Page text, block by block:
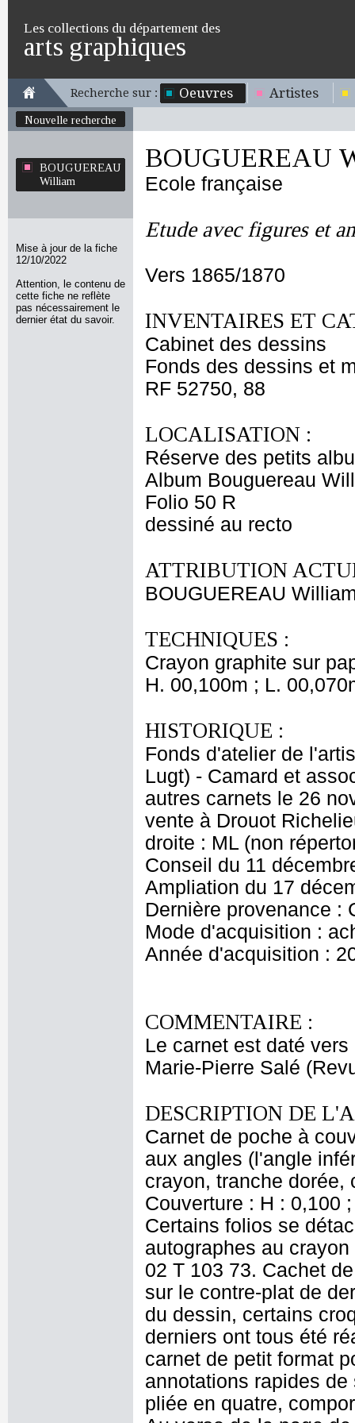
Les collections du département des
arts graphiques
Recherche sur : Oeuvres Artistes
Nouvelle recherche
BOUGUEREAU
William
Mise à jour de la fiche
12/10/2022
Attention, le contenu de
cette fiche ne reflète
pas nécessairement le
dernier état du savoir.
BOUGUEREAU
Ecole française
Etude avec figures et
Vers 1865/1870
INVENTAIRES ET
Cabinet des dessins
Fonds des dessins et
RF 52750, 88
LOCALISATION :
Réserve des petits
Album Bouguereau
Folio 50 R
dessiné au recto
ATTRIBUTION
BOUGUEREAU
TECHNIQUES :
Crayon graphite sur
H. 00,100m ; L.
HISTORIQUE :
Fonds d'atelier de
Lugt) - Camard et
autres carnets le 26
vente à Drouot
droite : ML (non
Conseil du 11
Ampliation du 17
Dernière provenance :
Mode d'acquisition :
Année d'acquisition :
COMMENTAIRE :
Le carnet est daté
Marie-Pierre Salé
DESCRIPTION DE
Carnet de poche à
aux angles (l'angle
crayon, tranche dorée,
Couverture : H : 0,100
Certains folios se
autographes au
02 T 103 73. Cachet
sur le contre-plat de
du dessin, certains
derniers ont tous été
carnet de petit format
annotations rapides
pliée en quatre,